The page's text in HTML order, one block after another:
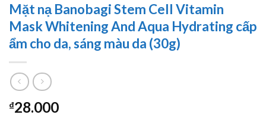
Mặt nạ Banobagi Stem Cell Vitamin
Mask Whitening And Aqua Hydrating cấp
ẩm cho da, sáng màu da (30g)
₫28.000